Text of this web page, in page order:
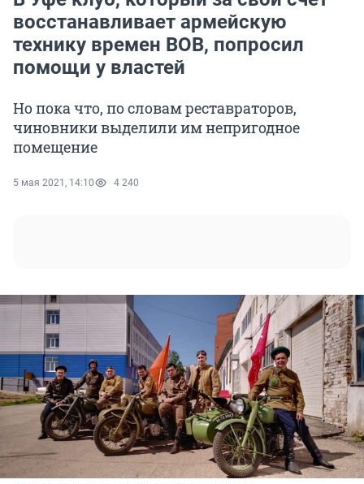
восстанавливает армейскую
технику времен ВОВ, попросил
помощи у властей
Но пока что, по словам реставраторов,
чиновники выделили им непригодное
помещение
5 мая 2021, 14:10 4 240